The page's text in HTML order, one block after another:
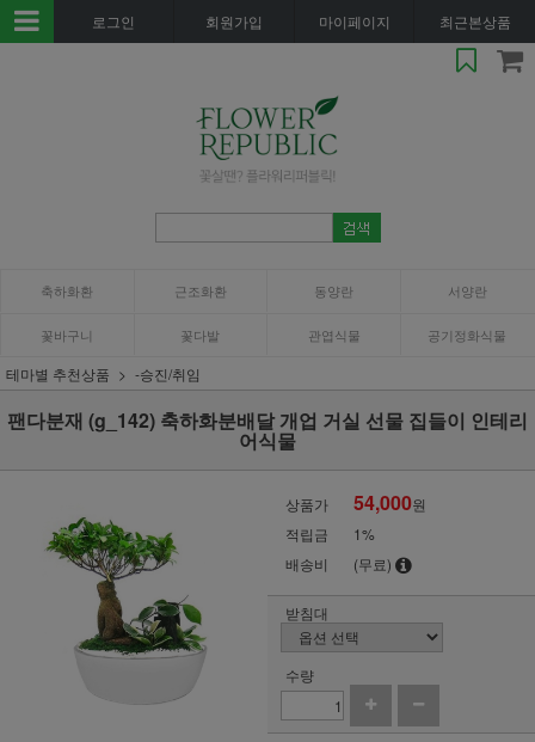
로그인 회원가입 마이페이지 최근본상품
축하화환 근조화환 동양란 서양란
꽃바구니 꽃다발 관엽식물 공기정화식물
테마별 추천상품 -승진/취임
팬다분재 (g_142) 축하화분배달 개업 거실 선물 집들이 인테리
어식물
상품가 54,000원
적립금
1%
배송비
(무료)
받침대
수량